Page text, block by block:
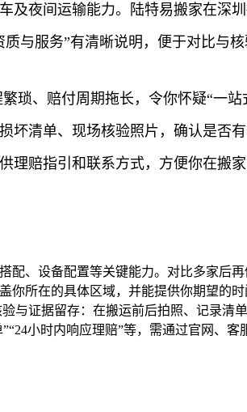
夜间运输能力。陆特易搬家在深
与服务”有清晰说明，便于对比与核
琐、赔付周期拖长，令你怀疑“一
坏清单、现场核验照片，确认是否
赔指引和联系方式，方便你在搬
、设备配置等关键能力。对比多家后
所在的具体区域，并能提供你期望的
与证据留存：在搬运前后拍照、记录清
小时内响应理赔”等，需通过官网、客